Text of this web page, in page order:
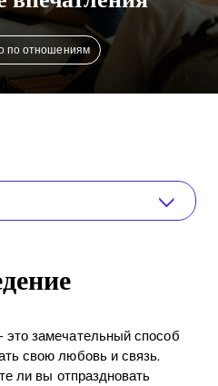
по отношениям
отношенийпутешествия
креативности
в кругу друзей
домафотокниги
диалог и рефлексия
вопросы (FAQ)
замечательный способ
свою любовь и связь.
ли вы отпраздновать